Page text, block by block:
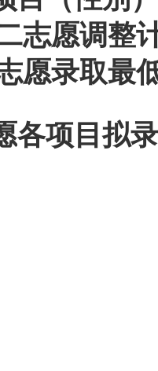
志愿调整
愿录取最
各项目拟